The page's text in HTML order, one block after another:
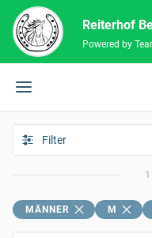
Reiterhof
Powered by
Filter
MÄNNER M